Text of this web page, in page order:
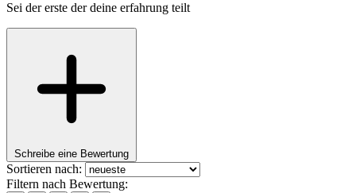
Sei der erste der deine erfahrung teilt
Schreibe eine Bewertung
Sortieren nach:
Filtern nach Bewertung: